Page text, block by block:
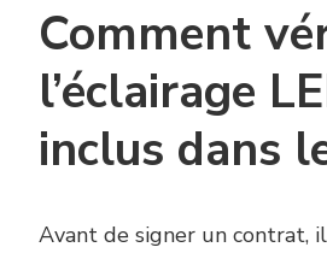
Comment
l’éclairage
inclus dans
Avant de signer un contrat,